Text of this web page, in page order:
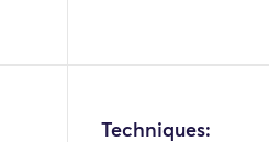
Techniques: